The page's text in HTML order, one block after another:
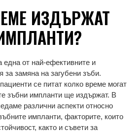
ИЗДЪРЖАТ
една от най-ефективните и
за замяна на загубени зъби.
се питат колко време могат
зъбни импланти ще издържат. В
различни аспекти относно
импланти, факторите, които
както и съвети за